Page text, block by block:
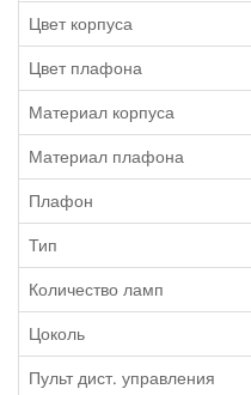
Цвет корпуса
Цвет плафона
Материал корпуса
Материал плафона
Плафон
Тип
Количество ламп
Цоколь
Пульт дист. управления